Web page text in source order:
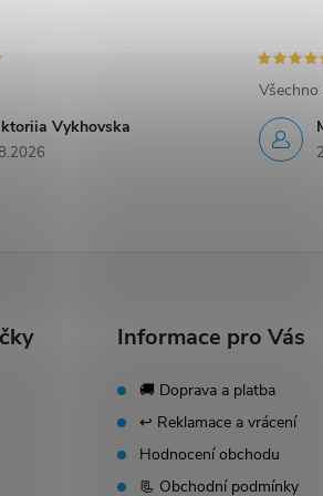
Vykhovska
Informace pro Vás
🚚 Doprava a platba
↩️ Reklamace a vrácení
Hodnocení obchodu
📃 Obchodní podmínky